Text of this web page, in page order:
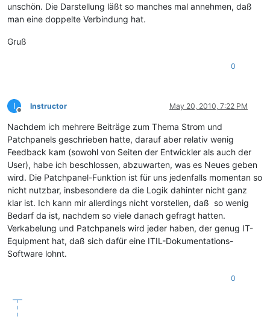
unschön. Die Darstellung läßt so manches mal annehmen, daß
man eine doppelte Verbindung hat.
Gruß
0
I
Offline
Instructor May 20, 2010, 7:22 PM
Nachdem ich mehrere Beiträge zum Thema Strom und
Patchpanels geschrieben hatte, darauf aber relativ wenig
Feedback kam (sowohl von Seiten der Entwickler als auch der
User), habe ich beschlossen, abzuwarten, was es Neues geben
wird. Die Patchpanel-Funktion ist für uns jedenfalls momentan so
nicht nutzbar, insbesondere da die Logik dahinter nicht ganz
klar ist. Ich kann mir allerdings nicht vorstellen, daß so wenig
Bedarf da ist, nachdem so viele danach gefragt hatten.
Verkabelung und Patchpanels wird jeder haben, der genug IT-
Equipment hat, daß sich dafür eine ITIL-Dokumentations-
Software lohnt.
0